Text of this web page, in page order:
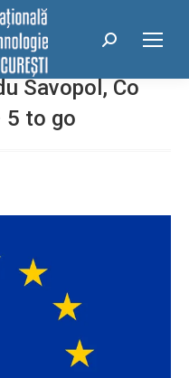
Search:
Savopol, Co
5 to go